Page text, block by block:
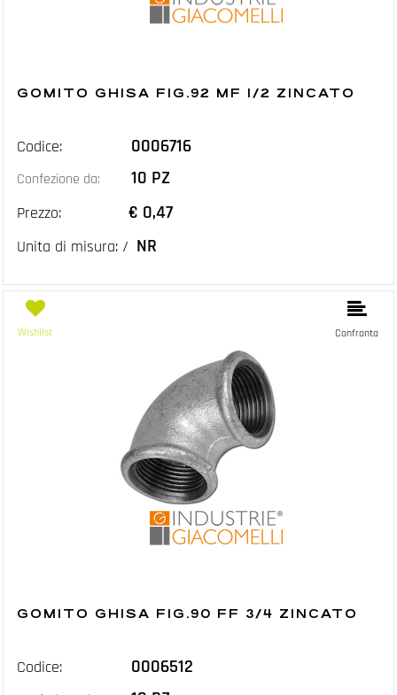
GOMITO GHISA FIG.92 MF 1/2 ZINCATO
Codice: 0006716
Confezione da: 10 PZ
Prezzo: € 0,47
Unita di misura: / NR
Wishlist Confronta
GOMITO GHISA FIG.90 FF 3/4 ZINCATO
Codice: 0006512